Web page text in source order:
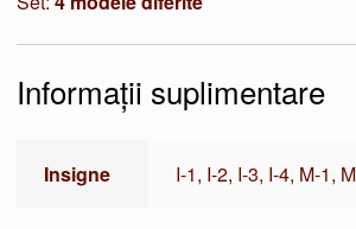
Informații suplimentare
Insigne I-1, I-2, I-3, I-4, M-1,